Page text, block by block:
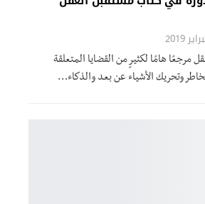
مرجعًا هامًا لكثيرٍ من القضايا المتعلقة
وتحريك الأشياء عن بعد والذكاء…